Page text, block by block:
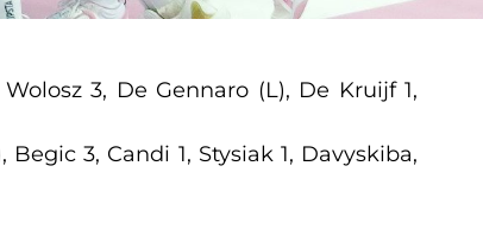
3, De Gennaro (L), De Kruijf 1,
3, Candi 1, Stysiak 1, Davyskiba,